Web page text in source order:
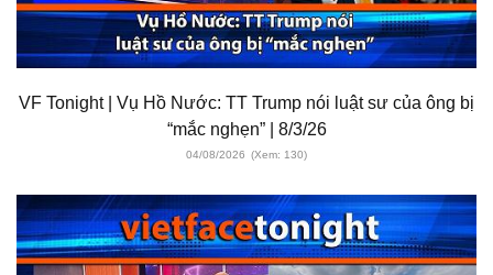
VF Tonight | Vụ Hồ Nước: TT Trump nói luật sư của ông bị
“mắc nghẹn” | 8/3/26
04/08/2026 (Xem: 130)